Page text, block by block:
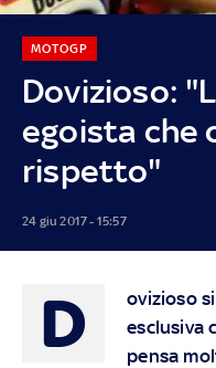
Dovizioso:
egoista che
rispetto"
MOTOGP
24 giu 2017 - 15:57
D
ovizioso
esclusiva
pensa